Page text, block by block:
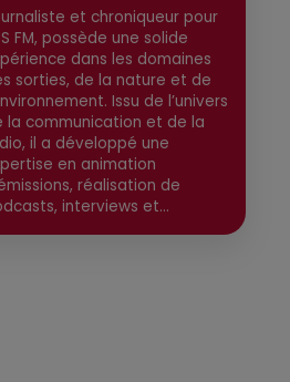
et chroniqueur pour
FM, possède une solide
dans les domaines
sorties, de la nature et de
Issu de l’univers
la communication et de la
il a développé une
en animation
réalisation de
interviews et